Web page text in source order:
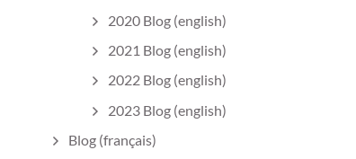
2020 Blog (english)
2021 Blog (english)
2022 Blog (english)
2023 Blog (english)
Blog (français)